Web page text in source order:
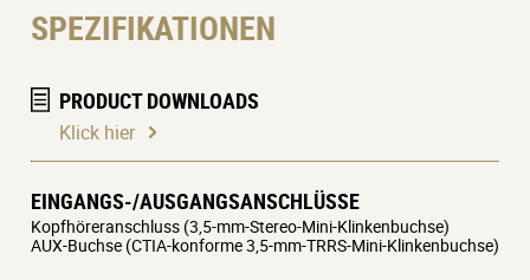
SPEZIFIKATIONEN
PRODUCT DOWNLOADS
Klick hier
EINGANGS-/AUSGANGSANSCHLÜSSE
Kopfhöreranschluss (3,5-mm-Stereo-Mini-Klinkenbuchse)
AUX-Buchse (CTIA-konforme 3,5-mm-TRRS-Mini-Klinkenbuchse)